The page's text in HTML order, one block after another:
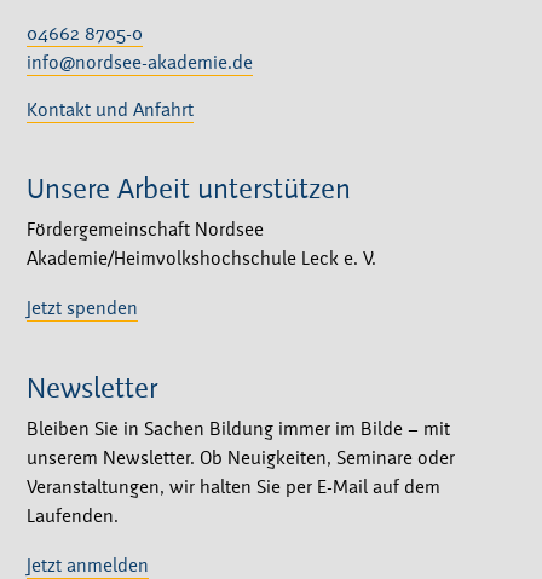
04662 8705-0
info@nordsee-akademie.de
Kontakt und Anfahrt
Unsere Arbeit unterstützen
Fördergemeinschaft Nordsee
Akademie/Heimvolkshochschule Leck e. V.
Jetzt spenden
Newsletter
Bleiben Sie in Sachen Bildung immer im Bilde – mit
unserem Newsletter. Ob Neuigkeiten, Seminare oder
Veranstaltungen, wir halten Sie per E-Mail auf dem
Laufenden.
Jetzt anmelden